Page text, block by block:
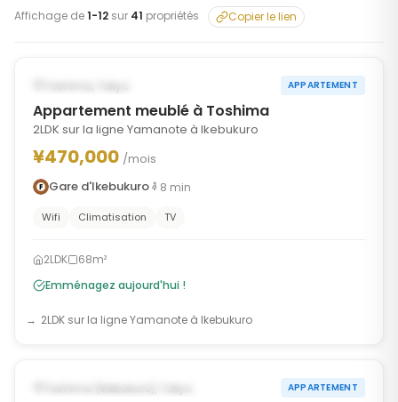
Affichage de1-12 sur 41 propriétés Copier le lien
Toshima, Tokyo APPARTEMENT
Appartement meublé à Toshima
2LDK sur la ligne Yamanote à Ikebukuro
¥470,000 /mois
Gare d'Ikebukuro
8 min
Wifi Climatisation TV
2LDK
68m²
Emménagez aujourd'hui !
2LDK sur la ligne Yamanote à Ikebukuro
DISPONIBLE À PARTIR DU AUG 24, 2026
Toshima (Ikebukuro), Tokyo APPARTEMENT